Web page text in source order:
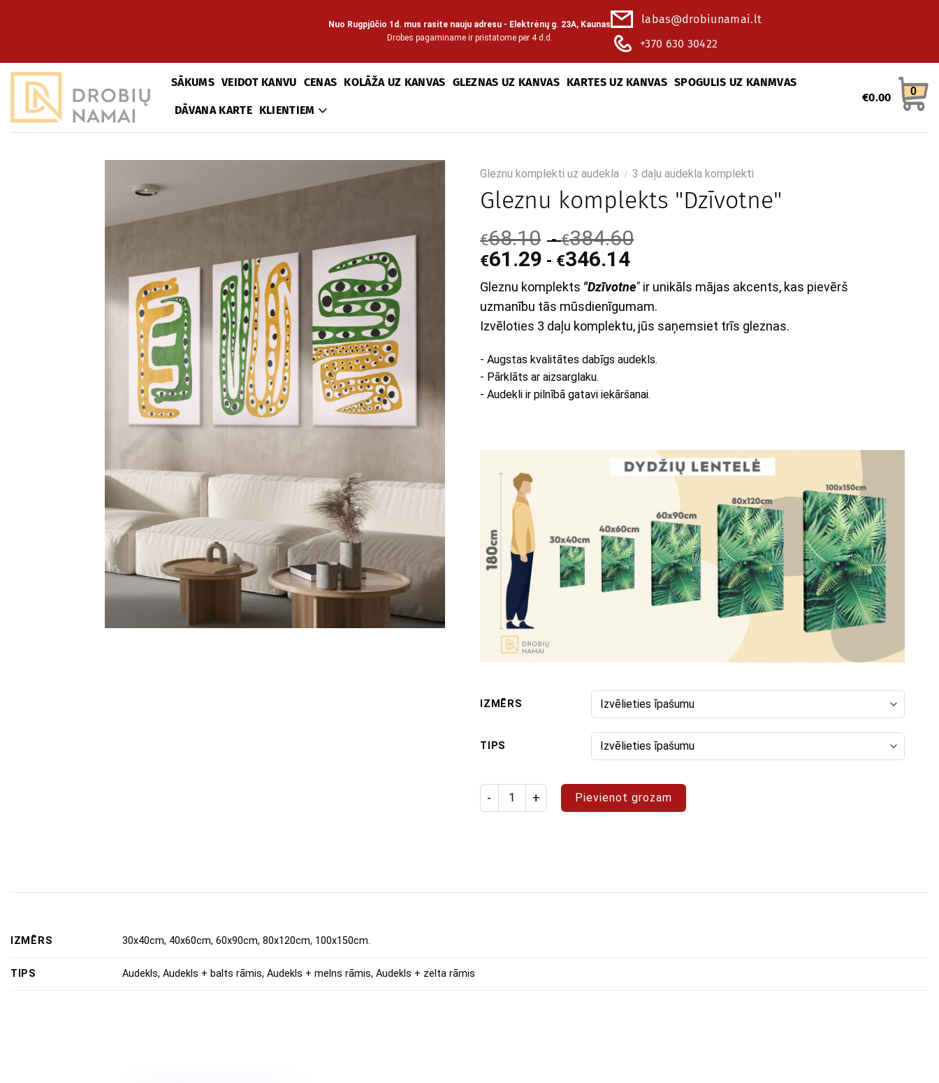
Nuo Rugpjūčio 1d. mus rasite nauju adresu - Elektrėnų g. 23A, Kaunas
Drobes pagaminame ir pristatome per 4 d.d.
labas@drobiunamai.lt
+370 630 30422
SĀKUMS VEIDOT KANVU CENAS KOLĀŽA UZ KANVAS GLEZNAS UZ KANVAS KARTES UZ KANVAS SPOGULIS UZ KANMVAS
DĀVANA KARTE KLIENTIEM
€0.00 0
Gleznu komplekti uz audekla / 3 daļu audekla komplekti
Gleznu komplekts "Dzīvotne"
€68.10 -€384.60
€61.29 - €346.14
Gleznu komplekts "Dzīvotne" ir unikāls mājas akcents, kas pievērš
uzmanību tās mūsdienīgumam.
Izvēloties 3 daļu komplektu, jūs saņemsiet trīs gleznas.
- Augstas kvalitātes dabīgs audekls.
- Pārklāts ar aizsarglaku.
- Audekli ir pilnībā gatavi iekāršanai.
IZMĒRS
TIPS
Produktu daudzums: gleznošanas komplekts "Habitat"
Pievienot grozam
IZMĒRS 30x40cm, 40x60cm, 60x90cm, 80x120cm, 100x150cm.
TIPS Audekls, Audekls + balts rāmis, Audekls + melns rāmis, Audekls + zelta rāmis